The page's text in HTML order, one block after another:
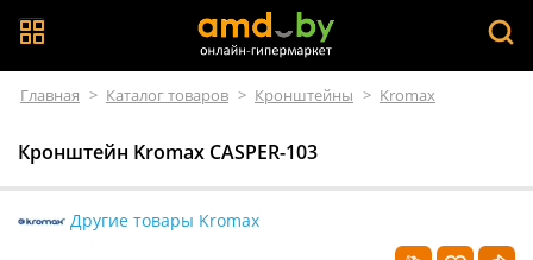
Главная > Каталог товаров > Кронштейны > Kromax
Кронштейн Kromax CASPER-103
Другие товары Kromax